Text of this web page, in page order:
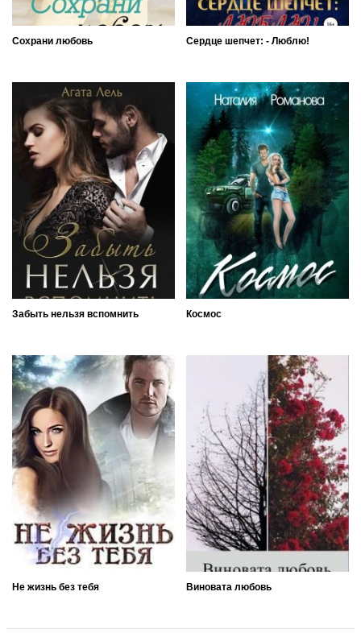
Сохрани любовь Сердце шепчет: - Люблю!
Забыть нельзя вспомнить Космос
Не жизнь без тебя Виновата любовь